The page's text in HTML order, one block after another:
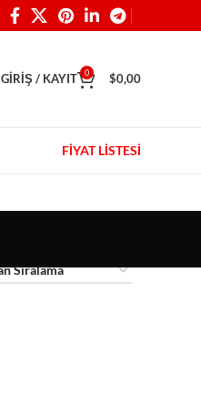
GIRIŞ / KAYIT 0 $0,00
FİYAT LİSTESİ